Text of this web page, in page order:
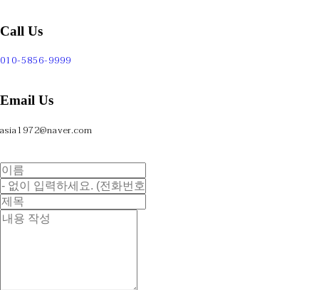
Call Us
010-5856-9999
Email Us
asia1972@naver.com